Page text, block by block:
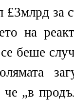
£3млрд за
на
се беше
„в